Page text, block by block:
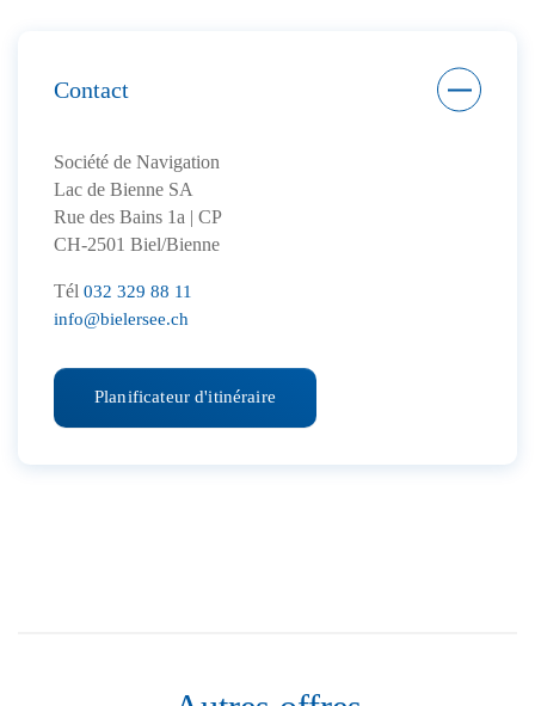
Contact
Société de Navigation
Lac de Bienne SA
Rue des Bains 1a | CP
CH-2501 Biel/Bienne
Tél 032 329 88 11
info@bielersee.ch
Planificateur d'itinéraire